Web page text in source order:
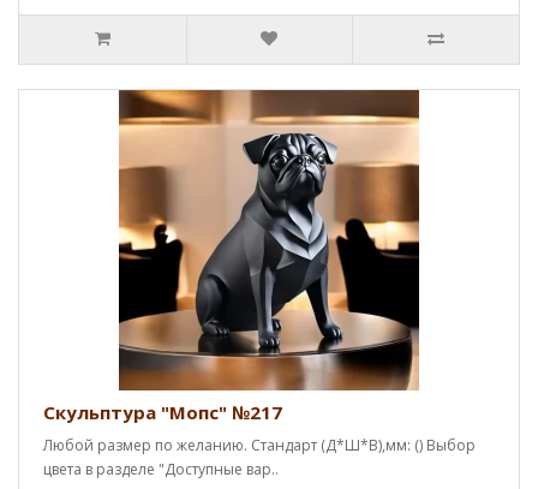
Скульптура "Мопс" №217
Любой размер по желанию. Стандарт (Д*Ш*В),мм: () Выбор
цвета в разделе "Доступные вар..